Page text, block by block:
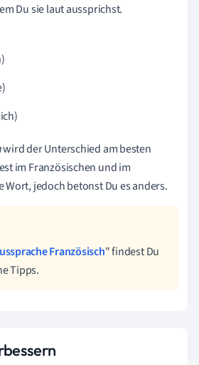
Du sie laut aussprichst.
wird der Unterschied am besten
im Französischen und im
Wort, jedoch betonst Du es anders.
Französisch" findest Du
Tipps.